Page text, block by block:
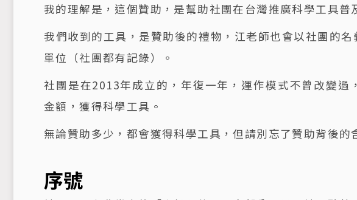
我的理解是，這個贊助，是幫助社團在台灣推廣科學工具
我們收到的工具，是贊助後的禮物，江老師也會以社團的
單位（社團都有記錄）。
社團是在2013年成立的，年復一年，運作模式不曾改變
金額，獲得科學工具。
無論贊助多少，都會獲得科學工具，但請別忘了贊助背後的
序號